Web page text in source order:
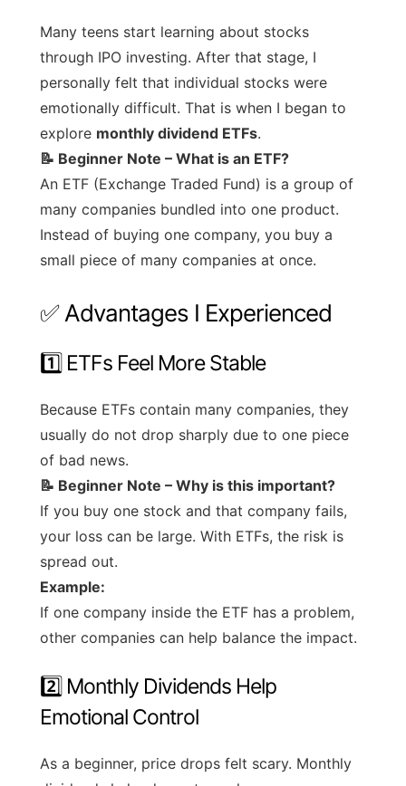
Many teens start learning about stocks
through IPO investing. After that stage, I
personally felt that individual stocks were
emotionally difficult. That is when I began to
explore monthly dividend ETFs.
📝 Beginner Note – What is an ETF?
An ETF (Exchange Traded Fund) is a group of
many companies bundled into one product.
Instead of buying one company, you buy a
small piece of many companies at once.
✅ Advantages I Experienced
1️⃣ ETFs Feel More Stable
Because ETFs contain many companies, they
usually do not drop sharply due to one piece
of bad news.
📝 Beginner Note – Why is this important?
If you buy one stock and that company fails,
your loss can be large. With ETFs, the risk is
spread out.
Example:
If one company inside the ETF has a problem,
other companies can help balance the impact.
2️⃣ Monthly Dividends Help
Emotional Control
As a beginner, price drops felt scary. Monthly